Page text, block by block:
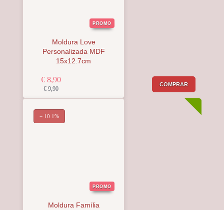
PROMO
Moldura Love
Personalizada MDF
15x12.7cm
€ 8,90
€ 9,90
COMPRAR
PROMO
Moldura Família
− 10.1%